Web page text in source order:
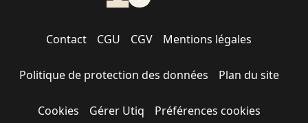
Contact CGU CGV Mentions légales
Politique de protection des données Plan du site
Cookies Gérer Utiq Préférences cookies